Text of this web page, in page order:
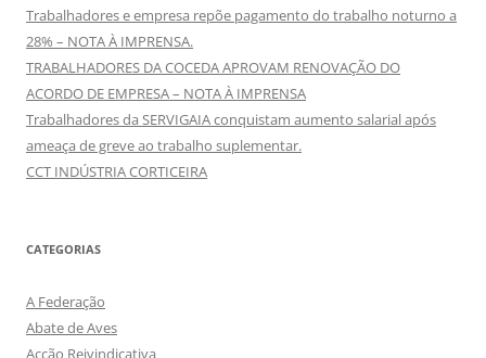
Trabalhadores e empresa repõe pagamento do trabalho noturno a
28% – NOTA À IMPRENSA.
TRABALHADORES DA COCEDA APROVAM RENOVAÇÃO DO
ACORDO DE EMPRESA – NOTA À IMPRENSA
Trabalhadores da SERVIGAIA conquistam aumento salarial após
ameaça de greve ao trabalho suplementar.
CCT INDÚSTRIA CORTICEIRA
CATEGORIAS
A Federação
Abate de Aves
Acção Reivindicativa